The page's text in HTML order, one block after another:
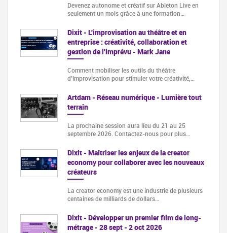
Devenez autonome et créatif sur Ableton Live en
seulement un mois grâce à une formation…
Dixit - L'improvisation au théâtre et en
entreprise : créativité, collaboration et
gestion de l'imprévu - Mark Jane
Comment mobiliser les outils du théâtre
d’improvisation pour stimuler votre créativité,…
Artdam - Réseau numérique - Lumière tout
terrain
La prochaine session aura lieu du 21 au 25
septembre 2026. Contactez-nous pour plus…
Dixit - Maîtriser les enjeux de la creator
economy pour collaborer avec les nouveaux
créateurs
La creator economy est une industrie de plusieurs
centaines de milliards de dollars…
Dixit - Développer un premier film de long-
métrage - 28 sept - 2 oct 2026